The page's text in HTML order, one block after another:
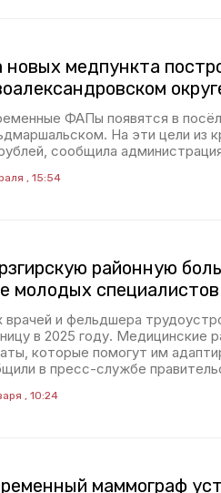
новых медпункта
ФАПы появятся в
На эти цели из
сообщила
, 15:54
районную
молодых специалистов
врачей и фельдшера
в 2025 году. Медицинские
которые помогут им
в пресс-службе
, 10:24
маммограф